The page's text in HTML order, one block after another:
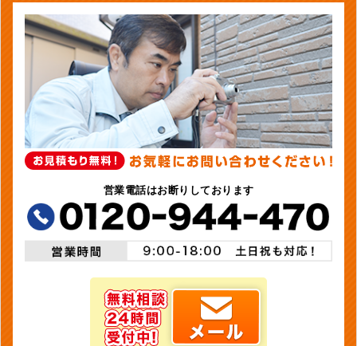
営業電話はお断りしております